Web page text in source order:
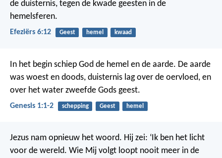
de duisternis, tegen de kwade geesten in de
hemelsferen.
Efeziërs 6:12 Geest hemel kwaad
In het begin schiep God de hemel en de aarde. De aarde
was woest en doods, duisternis lag over de oervloed, en
over het water zweefde Gods geest.
Genesis 1:1-2 schepping Geest hemel
Jezus nam opnieuw het woord. Hij zei: ‘Ik ben het licht
voor de wereld. Wie Mij volgt loopt nooit meer in de